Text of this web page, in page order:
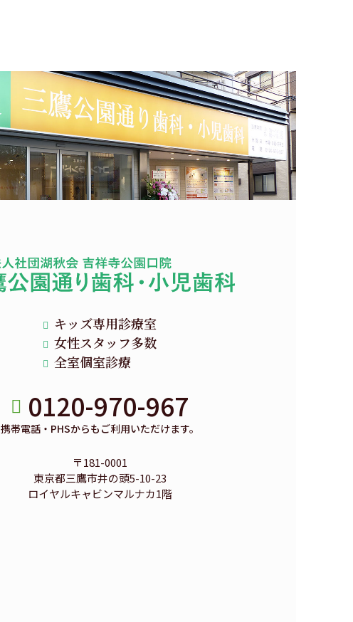
キッズ専用診療室
女性スタッフ多数
全室個室診療
0120-970-967
携帯電話・PHSからもご利用いただけます。
〒181-0001
東京都三鷹市井の頭5-10-23
ロイヤルキャビンマルナカ1階